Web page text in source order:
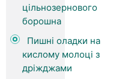
цільнозернового
борошна
Пишні оладки на
кислому молоці з
дріжджами